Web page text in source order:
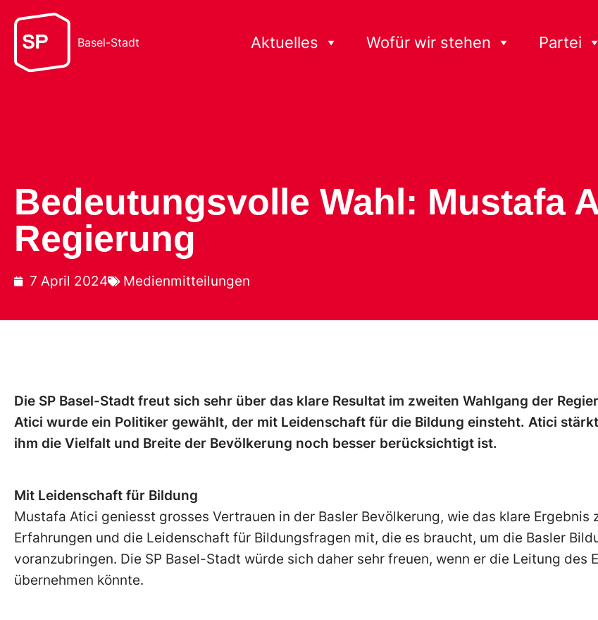
Basel-Stadt Aktuelles Wofür wir stehen Partei
Bedeutungsvolle Wahl: Mustafa
Regierung
7 April 2024 Medienmitteilungen
Die SP Basel-Stadt freut sich sehr über das klare Resultat im zweiten Wahlgang der
Atici wurde ein Politiker gewählt, der mit Leidenschaft für die Bildung einsteht. Atici
ihm die Vielfalt und Breite der Bevölkerung noch besser berücksichtigt ist.
Mit Leidenschaft für Bildung
Mustafa Atici geniesst grosses Vertrauen in der Basler Bevölkerung, wie das klare
Erfahrungen und die Leidenschaft für Bildungsfragen mit, die es braucht, um die Basler
voranzubringen. Die SP Basel-Stadt würde sich daher sehr freuen, wenn er die Leitung des
übernehmen könnte.